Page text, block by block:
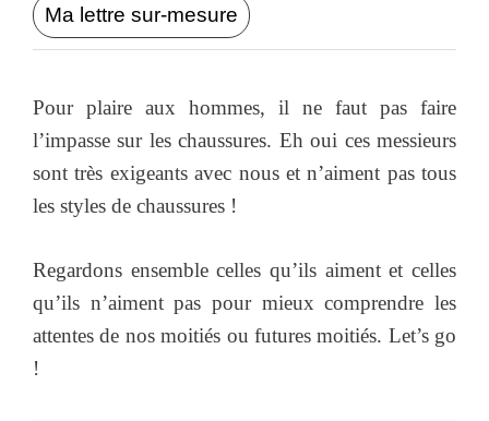
Ma lettre sur-mesure
Pour plaire aux hommes, il ne faut pas faire
l’impasse sur les chaussures. Eh oui ces messieurs
sont très exigeants avec nous et n’aiment pas tous
les styles de chaussures !
Regardons ensemble celles qu’ils aiment et celles
qu’ils n’aiment pas pour mieux comprendre les
attentes de nos moitiés ou futures moitiés. Let’s go
!